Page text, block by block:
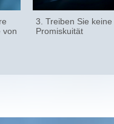
von
3. Treiben Sie keine
Promiskuität